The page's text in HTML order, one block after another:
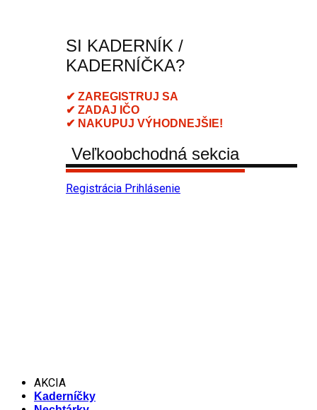
SI KADERNÍK /
KADERNÍČKA?
✔ ZAREGISTRUJ SA
✔ ZADAJ IČO
✔ NAKUPUJ VÝHODNEJŠIE!
Veľkoobchodná sekcia
Registrácia Prihlásenie
AKCIA
Kaderníčky